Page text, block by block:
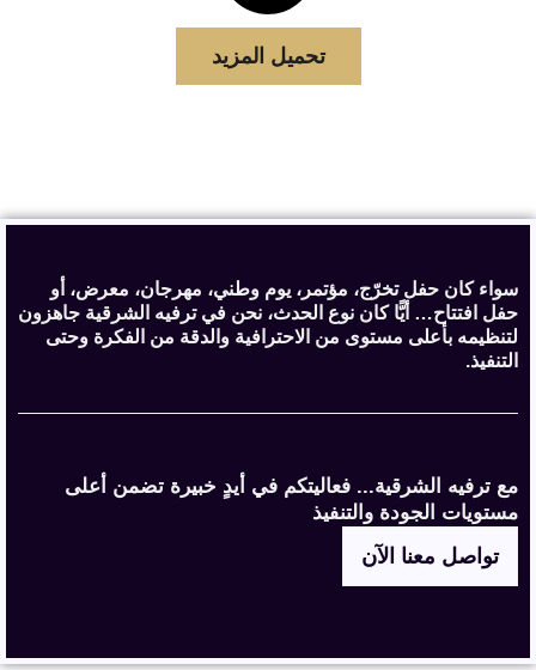
تحميل المزيد
سواء كان حفل تخرّج، مؤتمر، يوم وطني، مهرجان، معرض، أو
حفل افتتاح… أيًّا كان نوع الحدث، نحن في ترفيه الشرقية جاهزون
لتنظيمه بأعلى مستوى من الاحترافية والدقة من الفكرة وحتى
التنفيذ.
مع ترفيه الشرقية... فعاليتكم في أيدٍ خبيرة تضمن أعلى
مستويات الجودة والتنفيذ
تواصل معنا الآن